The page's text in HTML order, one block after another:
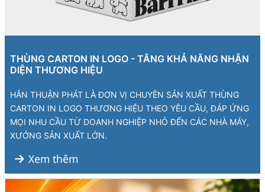
THÙNG CARTON IN LOGO - TĂNG KHẢ NĂNG NHẬN
DIỆN THƯƠNG HIỆU
HÂN THUẬN PHÁT LÀ ĐƠN VỊ CHUYÊN SẢN XUẤT THÙNG
CARTON IN LOGO THƯƠNG HIỆU THEO YÊU CẦU, ĐÁP ỨNG
MỌI NHU CẦU TỪ DOANH NGHIỆP NHỎ ĐẾN CÁC NHÀ MÁY,
XƯỞNG SẢN XUẤT LỚN.
Xem thêm